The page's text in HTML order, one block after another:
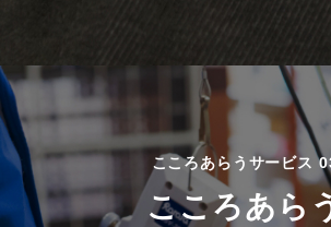
こころあらうサービス
こころあら